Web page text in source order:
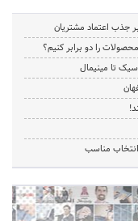
جذب اعتماد مشتریان
را دو برابر کنیم؟